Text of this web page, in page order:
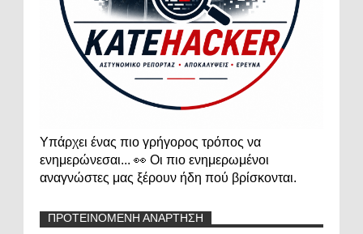
Υπάρχει ένας πιο γρήγορος τρόπος να
ενημερώνεσαι... 👀 Οι πιο ενημερωμένοι
αναγνώστες μας ξέρουν ήδη πού βρίσκονται.
ΠΡΟΤΕΙΝΟΜΕΝΗ ΑΝΑΡΤΗΣΗ